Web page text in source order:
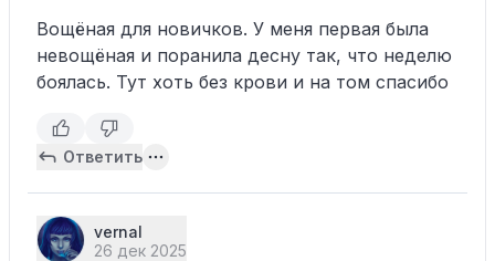
Вощёная для новичков. У меня первая была
невощёная и поранила десну так, что неделю
боялась. Тут хоть без крови и на том спасибо
Ответить
vernal
26 дек 2025